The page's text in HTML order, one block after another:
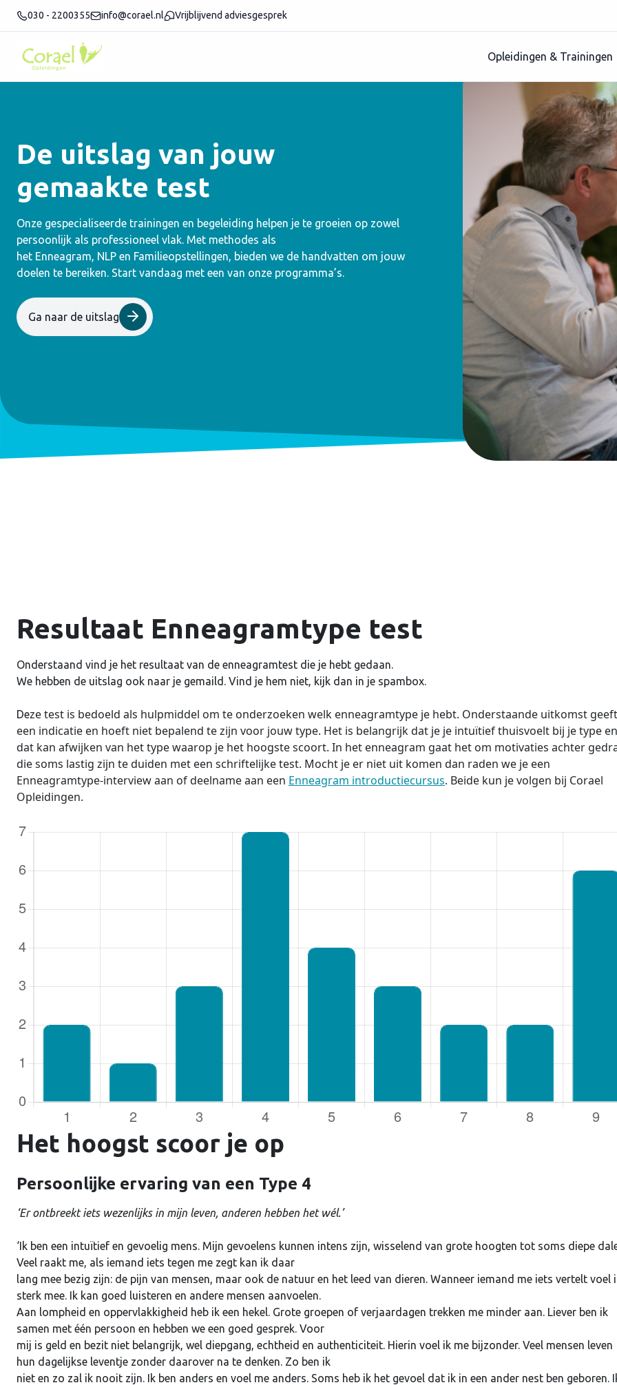
030 - 2200355 info@corael.nl Vrijblijvend adviesgesprek
Opleidingen & Trainingen
De uitslag van jouw
gemaakte test
Onze gespecialiseerde trainingen en begeleiding helpen je te groeien op zowel
persoonlijk als professioneel vlak. Met methodes als
het Enneagram, NLP en Familieopstellingen, bieden we de handvatten om jouw
doelen te bereiken. Start vandaag met een van onze programma’s.
Ga naar de uitslag
Resultaat Enneagramtype test
Onderstaand vind je het resultaat van de enneagramtest die je hebt gedaan.
We hebben de uitslag ook naar je gemaild. Vind je hem niet, kijk dan in je spambox.
Deze test is bedoeld als hulpmiddel om te onderzoeken welk enneagramtype je hebt. Onderstaande uitkomst geeft
een indicatie en hoeft niet bepalend te zijn voor jouw type. Het is belangrijk dat je je intuïtief thuisvoelt bij je type en
dat kan afwijken van het type waarop je het hoogste scoort. In het enneagram gaat het om motivaties achter
die soms lastig zijn te duiden met een schriftelijke test. Mocht je er niet uit komen dan raden we je een
Enneagramtype-interview aan of deelname aan een Enneagram introductiecursus. Beide kun je volgen bij Corael
Opleidingen.
Het hoogst scoor je op
Persoonlijke ervaring van een Type 4
‘Er ontbreekt iets wezenlijks in mijn leven, anderen hebben het wél.’
‘Ik ben een intuïtief en gevoelig mens. Mijn gevoelens kunnen intens zijn, wisselend van grote hoogten tot soms diepe
Veel raakt me, als iemand iets tegen me zegt kan ik daar
lang mee bezig zijn: de pijn van mensen, maar ook de natuur en het leed van dieren. Wanneer iemand me iets vertelt voel
sterk mee. Ik kan goed luisteren en andere mensen aanvoelen.
Aan lompheid en oppervlakkigheid heb ik een hekel. Grote groepen of verjaardagen trekken me minder aan. Liever ben ik
samen met één persoon en hebben we een goed gesprek. Voor
mij is geld en bezit niet belangrijk, wel diepgang, echtheid en authenticiteit. Hierin voel ik me bijzonder. Veel mensen leven
hun dagelijkse leventje zonder daarover na te denken. Zo ben ik
niet en zo zal ik nooit zijn. Ik ben anders en voel me anders. Soms heb ik het gevoel dat ik in een ander nest ben geboren.